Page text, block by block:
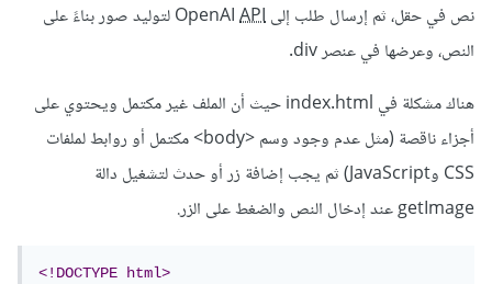
// make a request to openoia api
"Content-
"application/json"
"Authorization":`Bearer ${ api}`
},
نص في حقل، ثم إرسال طلب إلى OpenAIAPI
لتوليد صور بناءً على
النص، وعرضها في عنصر div.
هناك مشكلة في index.html حيث أن الملف غير مكتمل ويحتوي على
أجزاء ناقصة (مثل عدم وجود وسم <body> مكتمل أو روابط لملفات
CSS وJavaScript) ثم يجب إضافة زر أو حدث لتشغيل دالة
getImage عند إدخال النص والضغط على الزر.
<!DOCTYPE html>